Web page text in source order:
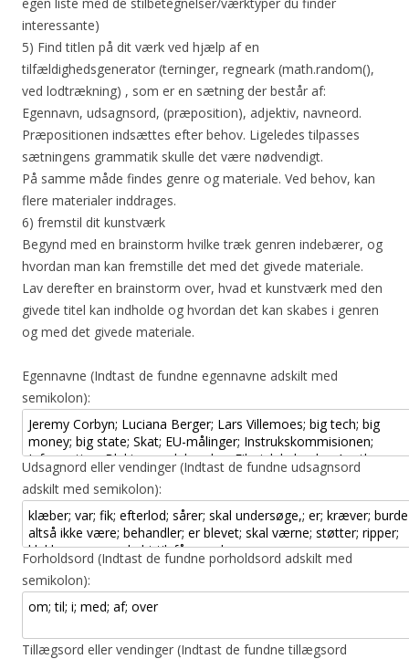
interessante)
5) Find titlen på dit værk ved hjælp af en
tilfældighedsgenerator (terninger, regneark (math.random(),
ved lodtrækning) , som er en sætning der består af:
Egennavn, udsagnsord, (præposition), adjektiv, navneord.
Præpositionen indsættes efter behov. Ligeledes tilpasses
sætningens grammatik skulle det være nødvendigt.
På samme måde findes genre og materiale. Ved behov, kan
flere materialer inddrages.
6) fremstil dit kunstværk
Begynd med en brainstorm hvilke træk genren indebærer, og
hvordan man kan fremstille det med det givede materiale.
Lav derefter en brainstorm over, hvad et kunstværk med den
givede titel kan indholde og hvordan det kan skabes i genren
og med det givede materiale.
Egennavne (Indtast de fundne egennavne adskilt med
semikolon):
Udsagnord eller vendinger (Indtast de fundne udsagnsord
adskilt med semikolon):
Forholdsord (Indtast de fundne porholdsord adskilt med
semikolon):
Tillægsord eller vendinger (Indtast de fundne tillægsord